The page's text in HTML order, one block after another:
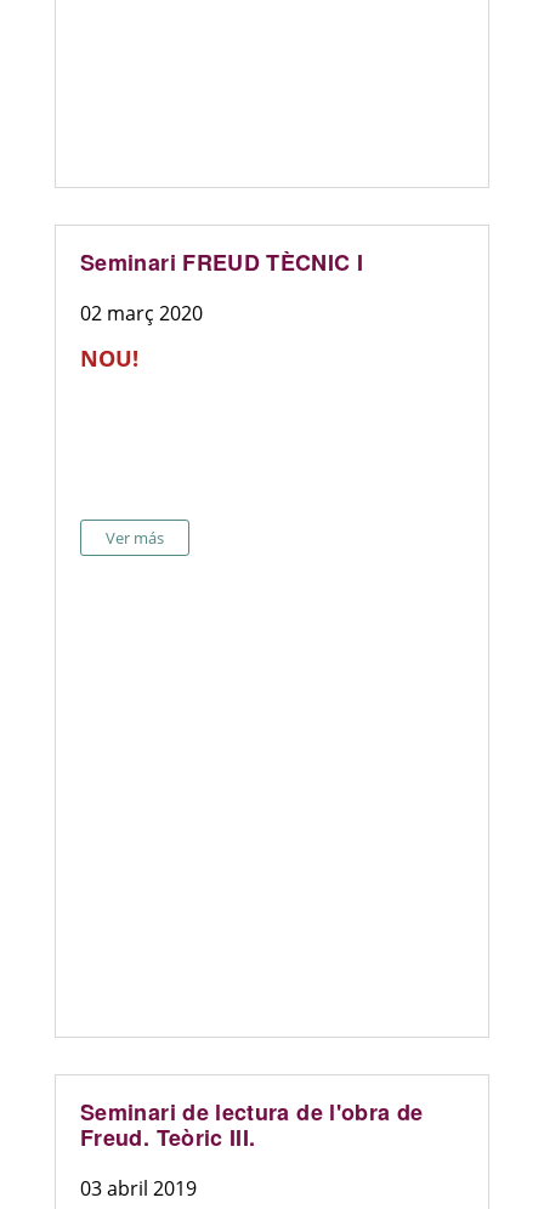
Seminari FREUD TÈCNIC I
02 març 2020
NOU!
Ver más
Seminari de lectura de l'obra de
Freud. Teòric III.
03 abril 2019